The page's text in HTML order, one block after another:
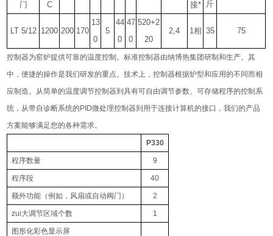
斤
门 C
接*
LT 5/12 1200 200 170
13
0
5
44
0
47
0
520+2
20
2,4 1相 35 75
控制器为窑炉提供可靠的温度控制。标准控制器由纳博热集团研制和生产。其
中，便捷的操作是我们研发的重点。技术上，控制器根据炉型和应用的不同而相
应制造。从简单的温度调节控制器到具有可自由调节参数、可存储程序的控制系
统，从带自诊断系统的 PID微处理控制器到用于连接计算机的接口，我们的产品
方案能够满足您的各种需求。
P330
程序数量 9
程序段 40
额外功能（例如，风扇或自动阀门） 2
zui大调节区域个数 1
图形化彩色显示屏